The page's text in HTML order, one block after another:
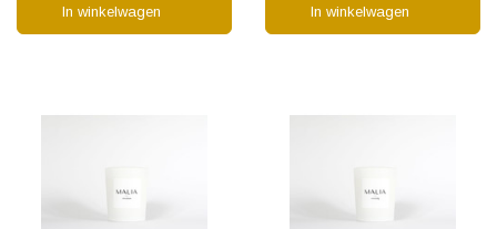
In winkelwagen In winkelwagen